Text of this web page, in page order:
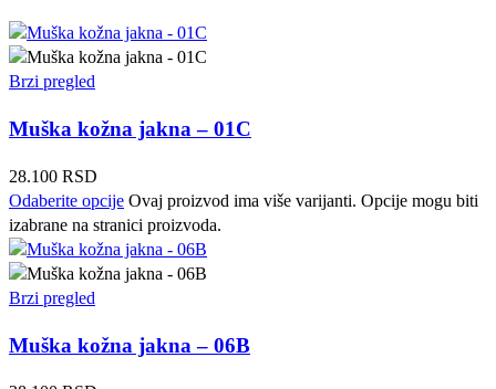
Brzi pregled
Muška kožna jakna – 01C
28.100 RSD
Odaberite opcije Ovaj proizvod ima više varijanti. Opcije mogu biti
izabrane na stranici proizvoda.
Brzi pregled
Muška kožna jakna – 06B